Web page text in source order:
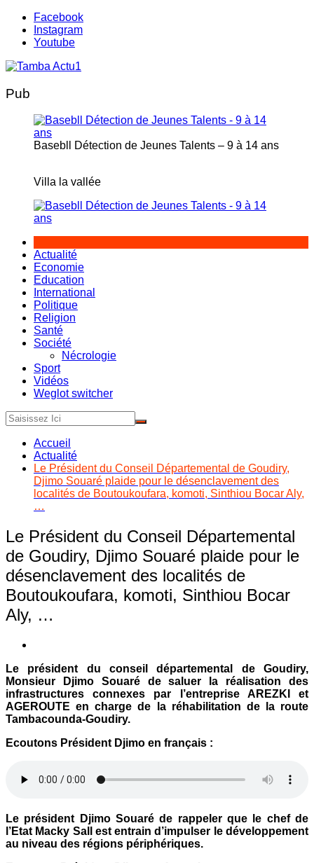
Aller
contenu
Facebook
Instagram
Youtube
Pub
Basebll Détection de Jeunes Talents – 9 à 14 ans
Villa la vallée
Actualité
Economie
Education
International
Politique
Religion
Santé
Société
Nécrologie
Sport
Vidéos
Weglot switcher
Accueil
Actualité
Le Président du Conseil Départemental de Goudiry,
Djimo Souaré plaide pour le désenclavement des
localités de Boutoukoufara, komoti, Sinthiou Bocar Aly,
…
Le Président du Conseil Départemental
de Goudiry, Djimo Souaré plaide pour le
désenclavement des localités de
Boutoukoufara, komoti, Sinthiou Bocar
Aly, …
Le président du conseil départemental de Goudiry,
Monsieur Djimo Souaré de saluer la réalisation des
infrastructures connexes par l’entreprise AREZKI et
AGEROUTE en charge de la réhabilitation de la route
Tambacounda-Goudiry.
Ecoutons Président Djimo en français :
Le président Djimo Souaré de rappeler que le chef de
l’Etat Macky Sall est entrain d’impulser le développement
au niveau des régions périphériques.